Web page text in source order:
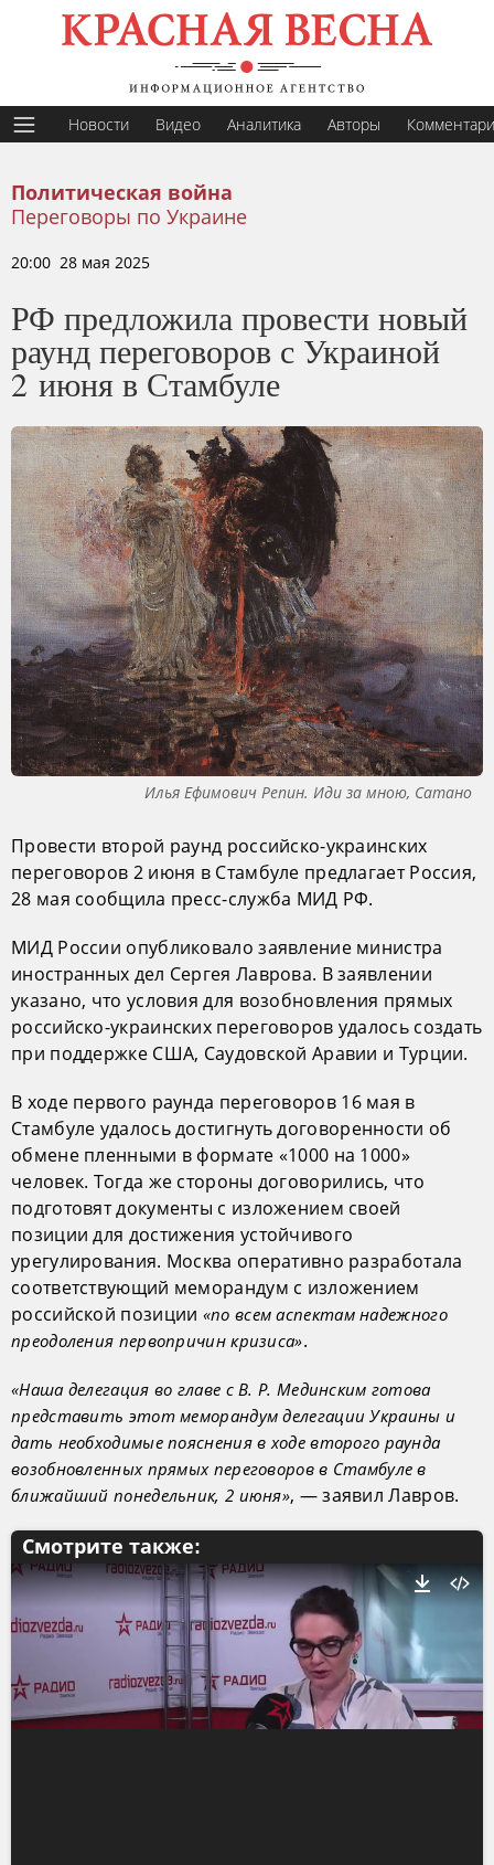
Новости Видео Аналитика Авторы
Политическая война
Переговоры по Украине
20:00 28 мая 2025
РФ предложила провести новый
раунд переговоров с Украиной
2 июня в Стамбуле
Илья Ефимович Репин. Иди за мною, Сатано
Провести второй раунд российско-украинских
переговоров 2 июня в Стамбуле предлагает Россия,
28 мая сообщила пресс-служба МИД РФ.
МИД России опубликовало заявление министра
иностранных дел Сергея Лаврова. В заявлении
указано, что условия для возобновления прямых
российско-украинских переговоров удалось создать
при поддержке США, Саудовской Аравии и Турции.
В ходе первого раунда переговоров 16 мая в
Стамбуле удалось достигнуть договоренности об
обмене пленными в формате «1000 на 1000»
человек. Тогда же стороны договорились, что
подготовят документы с изложением своей
позиции для достижения устойчивого
урегулирования. Москва оперативно разработала
соответствующий меморандум с изложением
российской позиции «по всем аспектам надежного
преодоления первопричин кризиса».
«Наша делегация во главе с В. Р. Мединским готова
представить этот меморандум делегации Украины и
дать необходимые пояснения в ходе второго раунда
возобновленных прямых переговоров в Стамбуле в
ближайший понедельник, 2 июня», — заявил Лавров.
Смотрите также: